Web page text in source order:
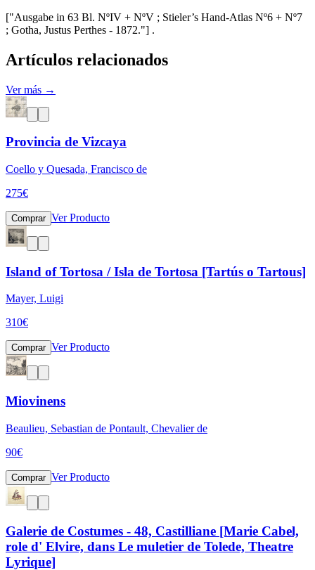
["Ausgabe in 63 Bl. NºIV + NºV ; Stieler’s Hand-Atlas Nº6 + Nº7
; Gotha, Justus Perthes - 1872."] .
Artículos relacionados
Ver más →
Provincia de Vizcaya
Coello y Quesada, Francisco de
275€
Comprar Ver Producto
Island of Tortosa / Isla de Tortosa [Tartús o Tartous]
Mayer, Luigi
310€
Comprar Ver Producto
Miovinens
Beaulieu, Sebastian de Pontault, Chevalier de
90€
Comprar Ver Producto
Galerie de Costumes - 48, Castilliane [Marie Cabel,
role d' Elvire, dans Le muletier de Tolede, Theatre
Lyrique]